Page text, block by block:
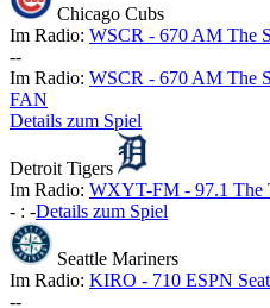
Chicago Cubs
Im Radio: WSCR - 670 AM The
--
Im Radio: WSCR - 670 AM The
FAN
Details zum Spiel
Detroit Tigers
Im Radio: WXYT-FM - 97.1 The
- : -Details zum Spiel
Seattle Mariners
Im Radio: KIRO - 710 ESPN
--